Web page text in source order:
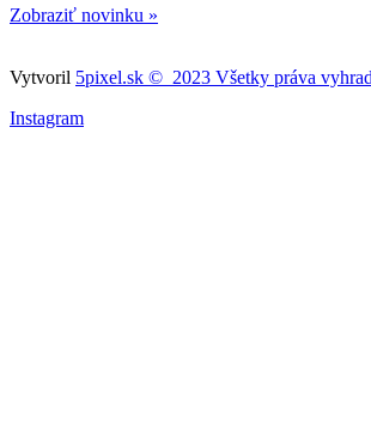
Zobraziť novinku »
Vytvoril 5pixel.sk © 2023 Všetky práva
Instagram